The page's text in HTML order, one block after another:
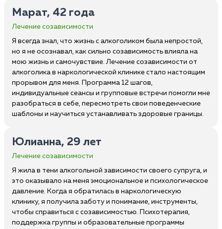
Марат, 42 года
Лечение созависимости
Я всегда знал, что жизнь с алкоголиком была непростой,
но я не осознавал, как сильно созависимость влияла на
мою жизнь и самочувствие. Лечение созависимости от
алкоголика в наркологической клинике стало настоящим
прорывом для меня. Программа 12 шагов,
индивидуальные сеансы и групповые встречи помогли мне
разобраться в себе, пересмотреть свои поведенческие
шаблоны и научиться устанавливать здоровые границы.
Юлианна, 29 лет
Лечение созависимости
Я жила в тени алкогольной зависимости своего супруга, и
это оказывало на меня эмоциональное и психологическое
давление. Когда я обратилась в наркологическую
клинику, я получила заботу и понимание, инструменты,
чтобы справиться с созависимостью. Психотерапия,
поддержка группы и образовательные программы